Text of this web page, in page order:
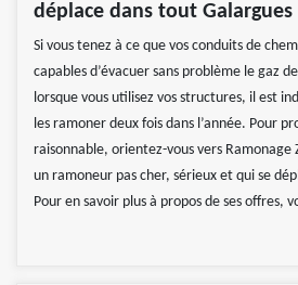
déplace dans tout Galargues
Si vous tenez à ce que vos conduits de
capables d’évacuer sans problème le gaz
lorsque vous utilisez vos structures, il est
les ramoner deux fois dans l’année. Pour
raisonnable, orientez-vous vers Ramonage
un ramoneur pas cher, sérieux et qui se
Pour en savoir plus à propos de ses offres,